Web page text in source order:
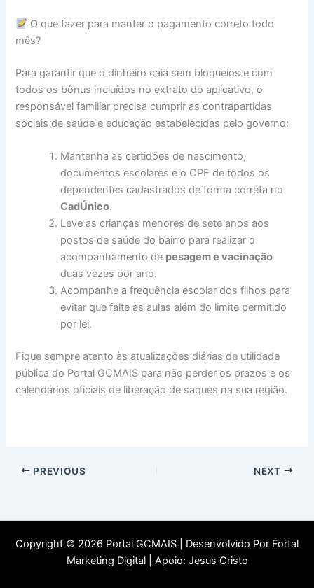
O que fazer para manter o pagamento correto todo
mês?
Para garantir que o dinheiro caia sem bloqueios e com
todos os bônus incluídos no extrato do aplicativo, o
responsável familiar precisa cumprir as contrapartidas
sociais de saúde e educação estabelecidas pelo governo:
Mantenha as certidões de nascimento,
documentos escolares e o CPF de todos os
dependentes cadastrados de forma correta no
CadÚnico.
Leve as crianças menores de sete anos aos
postos de saúde do bairro para realizar o
acompanhamento de pesagem e vacinação
duas vezes por ano.
Acompanhe a frequência escolar dos filhos para
evitar que falte às aulas além do limite permitido
por lei.
Fique sempre atento às atualizações diárias de utilidade
pública do Portal GCMAIS para não perder os prazos e os
calendários oficiais de liberação de saques na sua região.
PREVIOUS NEXT
Copyright © 2026 Portal GCMAIS | Desenvolvido Por Fortal
Marketing Digital| Apoio: Jesus Cristo